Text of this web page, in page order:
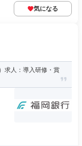
気になる
求人：導入研修・賞